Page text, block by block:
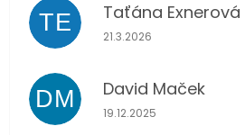
TE Taťána Exnerová
Hodnocení obchodu je
21.3.2026
DM David Maček
Hodnocení obchodu je
19.12.2025